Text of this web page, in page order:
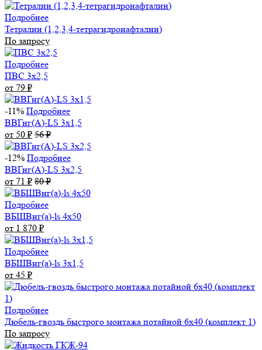
Подробнее
Тетралин (1,2,3,4-тетрагидронафталин)
По запросу
Подробнее
ПВС 3х2,5
от 79 ₽
-11% Подробнее
ВВГнг(А)-LS 3х1,5
от 50 ₽ 56₽
-12% Подробнее
ВВГнг(А)-LS 3х2,5
от 71 ₽ 80₽
Подробнее
ВБШВнг(а)-ls 4x50
от 1 870 ₽
Подробнее
ВБШВнг(а)-ls 3х1,5
от 45 ₽
Подробнее
Дюбель-гвоздь быстрого монтажа потайной 6х40 (комплект 1)
По запросу